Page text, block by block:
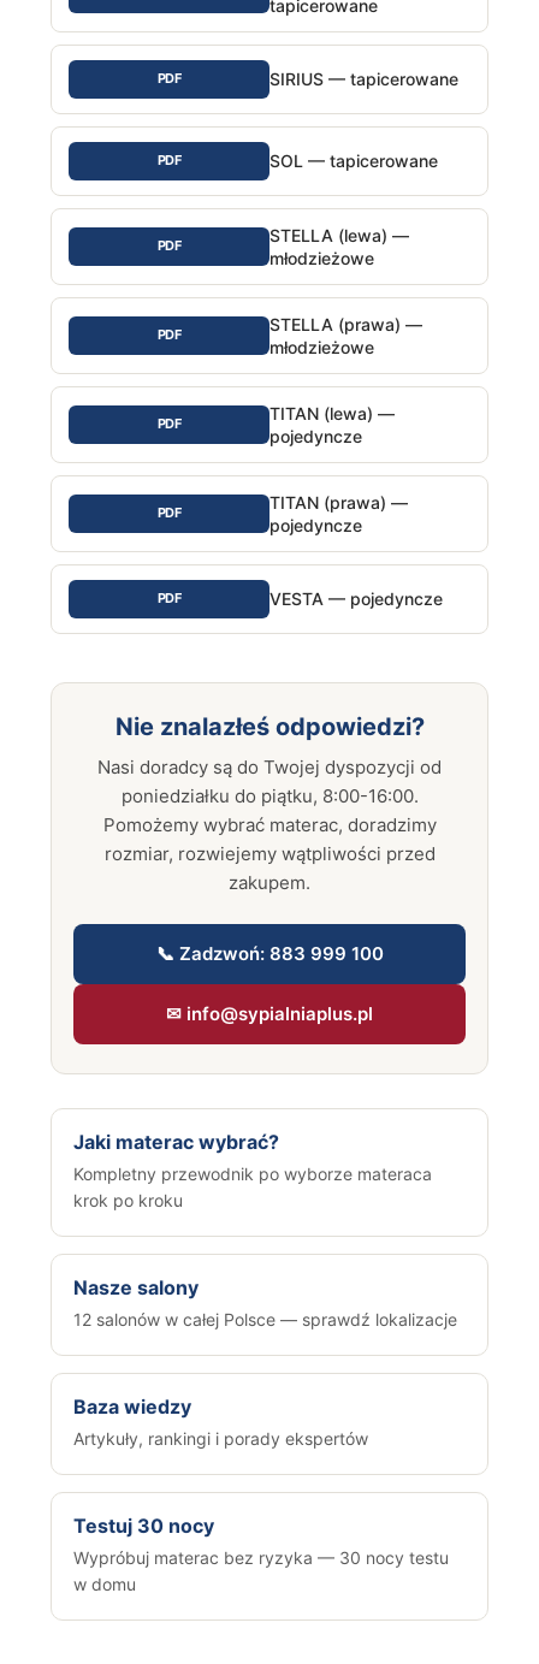
tapicerowane
PDF SIRIUS — tapicerowane
PDF SOL — tapicerowane
PDF
STELLA (lewa) —
młodzieżowe
PDF
STELLA (prawa) —
młodzieżowe
PDF
TITAN (lewa) —
pojedyncze
PDF
TITAN (prawa) —
pojedyncze
PDF VESTA — pojedyncze
Nie znalazłeś odpowiedzi?
Nasi doradcy są do Twojej dyspozycji od
poniedziałku do piątku, 8:00-16:00.
Pomożemy wybrać materac, doradzimy
rozmiar, rozwiejemy wątpliwości przed
zakupem.
📞 Zadzwoń: 883 999 100
✉ info@sypialniaplus.pl
Jaki materac wybrać?
Kompletny przewodnik po wyborze materaca
krok po kroku
Nasze salony
12 salonów w całej Polsce — sprawdź lokalizacje
Baza wiedzy
Artykuły, rankingi i porady ekspertów
Testuj 30 nocy
Wypróbuj materac bez ryzyka — 30 nocy testu
w domu